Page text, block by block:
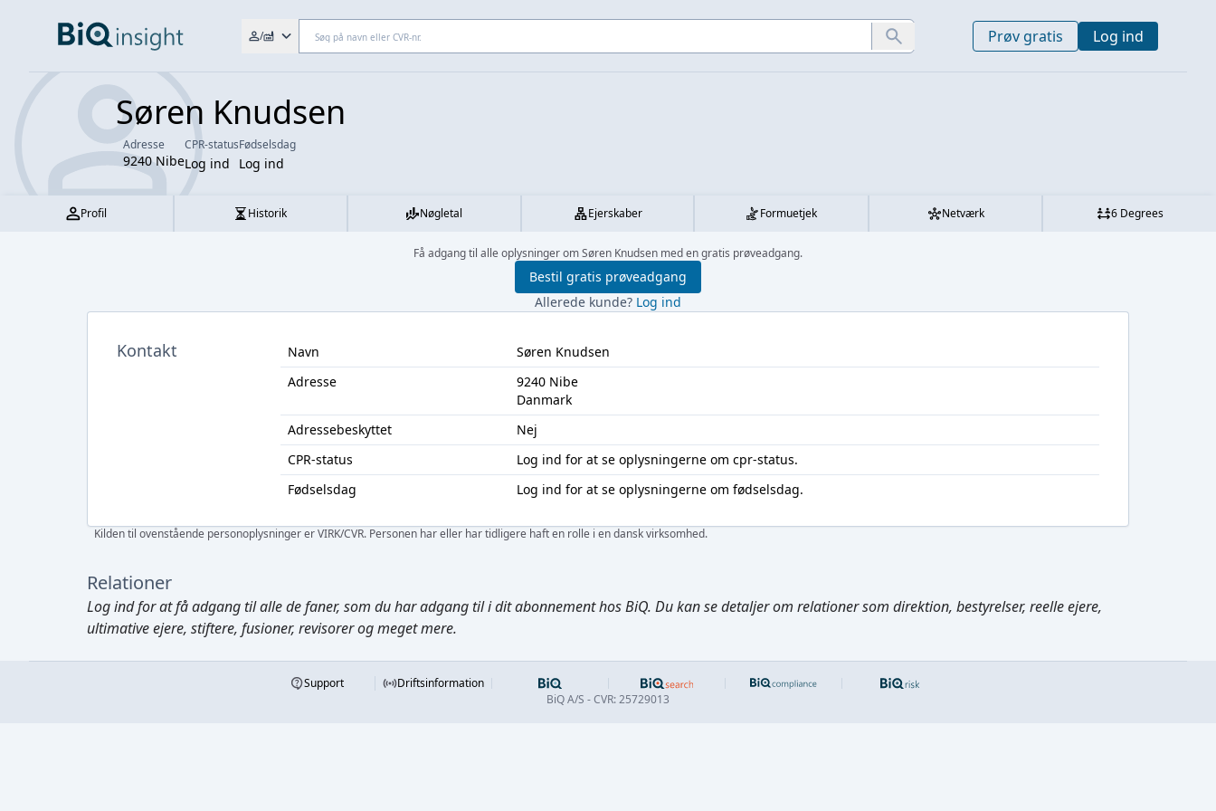
/ Prøv gratis Log ind
Søren Knudsen
Adresse
9240 Nibe
CPR-status
Log ind
Fødselsdag
Log ind
Profil Historik Nøgletal Ejerskaber Formuetjek Netværk 6 Degrees
Få adgang til alle oplysninger om Søren Knudsen med en gratis prøveadgang.
Bestil gratis prøveadgang
Allerede kunde? Log ind
Kontakt Navn
Søren Knudsen
Adresse
9240 Nibe
Danmark
Adressebeskyttet
Nej
CPR-status
Log ind for at se oplysningerne om cpr-status.
Fødselsdag
Log ind for at se oplysningerne om fødselsdag.
Kilden til ovenstående personoplysninger er VIRK/CVR. Personen har eller har tidligere haft en rolle i en dansk virksomhed.
Relationer
Log indfor at få adgang til alle de faner, som du har adgang til i dit abonnement hos BiQ. Du kan se detaljer om relationer som direktion, bestyrelser, reelle ejere,
ultimative ejere, stiftere, fusioner, revisorer og meget mere.
Support
Driftsinformation
BiQ A/S - CVR: 25729013